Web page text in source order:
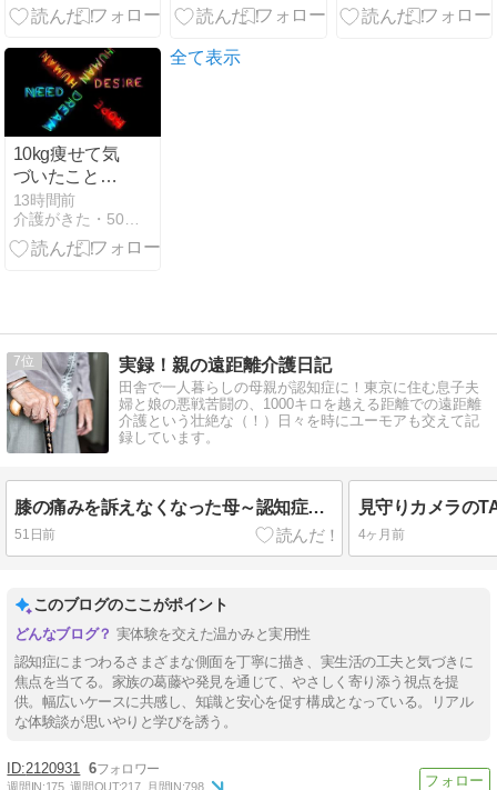
目まで取るの
駄」と言われ
10kg痩せて気
づいたこと・
人の欲望は終
わらない
13時間前
全て表示
7 実録！親の遠距離介護日記
田舎で一人暮らしの母親が認知症に！東京に住む息子夫
婦と娘の悪戦苦闘の、1000キロを越える距離での遠距離
介護という壮絶な（！）日々を時にユーモアも交えて記
録しています。
膝の痛みを訴えなくなった母～認知症の影響？
51日前 4ヶ月前
このブログのここがポイント
実体験を交えた温かみと実用性
認知症にまつわるさまざまな側面を丁寧に描き、実生活の工夫と気づきに
焦点を当てる。家族の葛藤や発見を通じて、やさしく寄り添う視点を提
供。幅広いケースに共感し、知識と安心を促す構成となっている。リアル
な体験談が思いやりと学びを誘う。
2120931 6
週間IN:175 週間OUT:217 月間IN:798